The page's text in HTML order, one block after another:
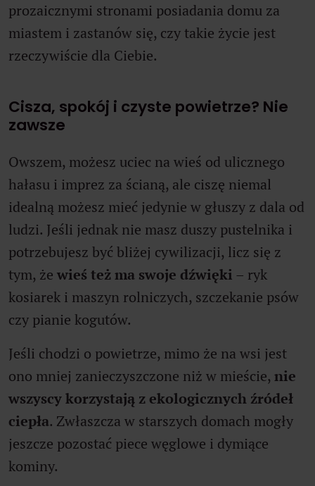
prozaicznymi stronami posiadania domu za
miastem i zastanów się, czy takie życie jest
rzeczywiście dla Ciebie.
Cisza, spokój i czyste powietrze? Nie
zawsze
Owszem, możesz uciec na wieś od ulicznego
hałasu i imprez za ścianą, ale ciszę niemal
idealną możesz mieć jedynie w głuszy z dala od
ludzi. Jeśli jednak nie masz duszy pustelnika i
potrzebujesz być bliżej cywilizacji, licz się z
tym, że wieś też ma swoje dźwięki – ryk
kosiarek i maszyn rolniczych, szczekanie psów
czy pianie kogutów.
Jeśli chodzi o powietrze, mimo że na wsi jest
ono mniej zanieczyszczone niż w mieście, nie
wszyscy korzystają z ekologicznych źródeł
ciepła. Zwłaszcza w starszych domach mogły
jeszcze pozostać piece węglowe i dymiące
kominy.